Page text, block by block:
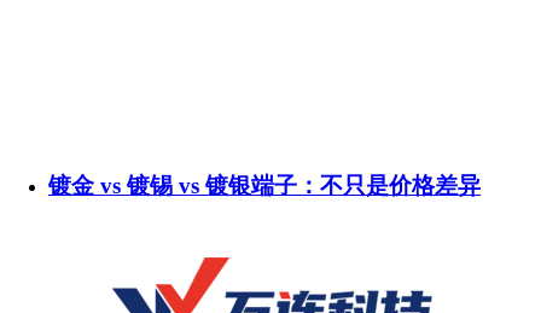
镀金 vs 镀锡 vs 镀银端子：不只是价格差异